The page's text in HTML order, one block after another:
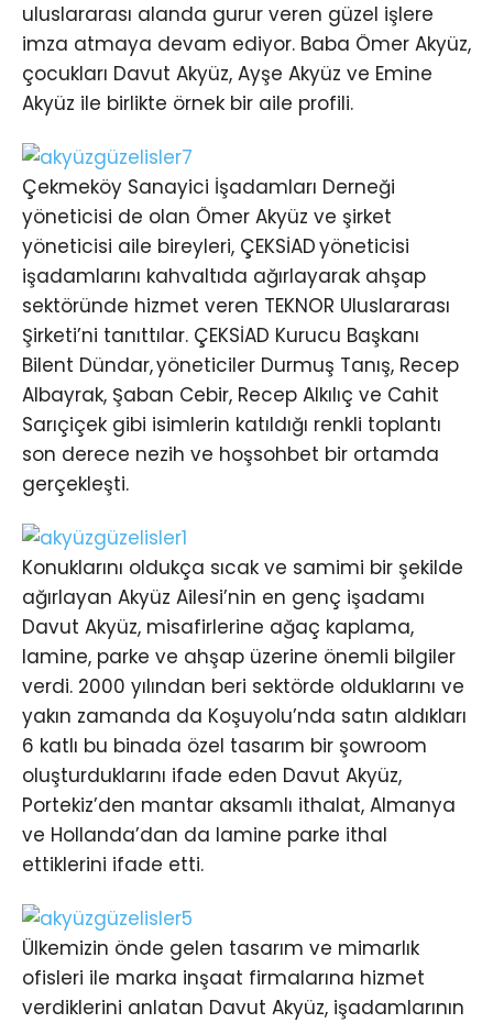
uluslararası alanda gurur veren güzel işlere
imza atmaya devam ediyor. Baba Ömer Akyüz,
çocukları Davut Akyüz, Ayşe Akyüz ve Emine
Akyüz ile birlikte örnek bir aile profili.
Çekmeköy Sanayici İşadamları Derneği
yöneticisi de olan Ömer Akyüz ve şirket
yöneticisi aile bireyleri, ÇEKSİAD yöneticisi
işadamlarını kahvaltıda ağırlayarak ahşap
sektöründe hizmet veren TEKNOR Uluslararası
Şirketi’ni tanıttılar. ÇEKSİAD Kurucu Başkanı
Bilent Dündar, yöneticiler Durmuş Tanış, Recep
Albayrak, Şaban Cebir, Recep Alkılıç ve Cahit
Sarıçiçek gibi isimlerin katıldığı renkli toplantı
son derece nezih ve hoşsohbet bir ortamda
gerçekleşti.
Konuklarını oldukça sıcak ve samimi bir şekilde
ağırlayan Akyüz Ailesi’nin en genç işadamı
Davut Akyüz, misafirlerine ağaç kaplama,
lamine, parke ve ahşap üzerine önemli bilgiler
verdi. 2000 yılından beri sektörde olduklarını ve
yakın zamanda da Koşuyolu’nda satın aldıkları
6 katlı bu binada özel tasarım bir şowroom
oluşturduklarını ifade eden Davut Akyüz,
Portekiz’den mantar aksamlı ithalat, Almanya
ve Hollanda’dan da lamine parke ithal
ettiklerini ifade etti.
Ülkemizin önde gelen tasarım ve mimarlık
ofisleri ile marka inşaat firmalarına hizmet
verdiklerini anlatan Davut Akyüz, işadamlarının